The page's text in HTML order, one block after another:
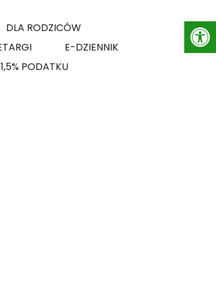
DLA RODZICÓW
E-DZIENNIK
PODATKU